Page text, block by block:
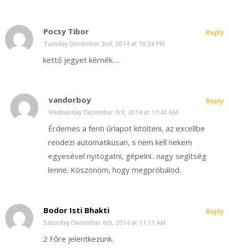
Pocsy Tibor
Tuesday December 2nd, 2014 at 10:34 PM
kettő jegyet kérnék….
Reply
vandorboy
Wednesday December 3rd, 2014 at 11:40 AM
Érdemes a fenti űrlapot kitölteni, az excellbe
rendezi automatikusan, s nem kell nekem
egyesével nyitogatni, gépelni.. nagy segítség
lenne. Köszönöm, hogy megpróbálod.
Reply
Bodor Isti Bhakti
Saturday December 6th, 2014 at 11:11 AM
2 Főre jelentkezünk.
Reply